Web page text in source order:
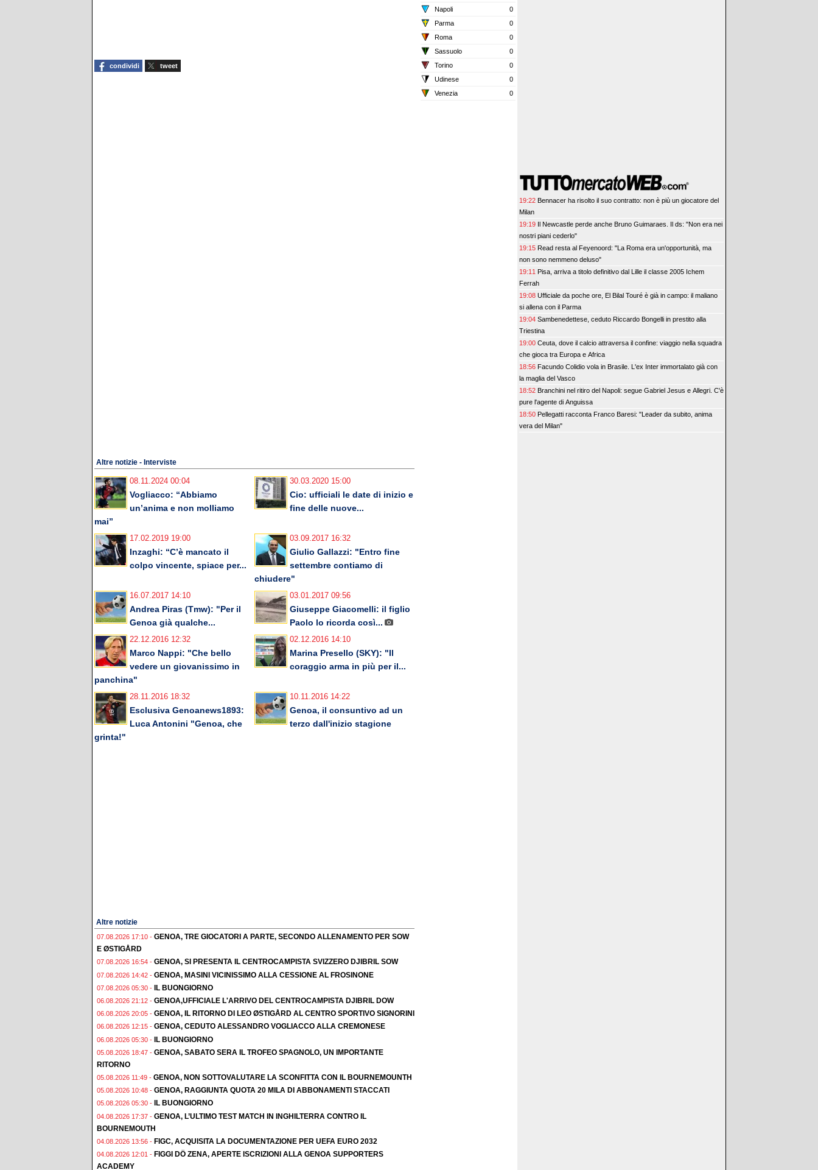
condividi tweet
Altre notizie - Interviste
08.11.2024 00:04
Vogliacco: “Abbiamo
un’anima e non molliamo
mai”
30.03.2020 15:00
Cio: ufficiali le date di inizio e
fine delle nuove...
17.02.2019 19:00
Inzaghi: “C’è mancato il
colpo vincente, spiace per...
03.09.2017 16:32
Giulio Gallazzi: "Entro fine
settembre contiamo di
chiudere"
16.07.2017 14:10
Andrea Piras (Tmw): "Per il
Genoa già qualche...
03.01.2017 09:56
Giuseppe Giacomelli: il figlio
Paolo lo ricorda così...
22.12.2016 12:32
Marco Nappi: "Che bello
vedere un giovanissimo in
panchina"
02.12.2016 14:10
Marina Presello (SKY): "Il
coraggio arma in più per il...
28.11.2016 18:32
Esclusiva Genoanews1893:
Luca Antonini "Genoa, che
grinta!"
10.11.2016 14:22
Genoa, il consuntivo ad un
terzo dall'inizio stagione
Altre notizie
07.08.2026 17:10 - GENOA, TRE GIOCATORI A PARTE, SECONDO ALLENAMENTO PER SOW
E ØSTIGÅRD
07.08.2026 16:54 - GENOA, SI PRESENTA IL CENTROCAMPISTA SVIZZERO DJIBRIL SOW
07.08.2026 14:42 - GENOA, MASINI VICINISSIMO ALLA CESSIONE AL FROSINONE
07.08.2026 05:30 - IL BUONGIORNO
06.08.2026 21:12 - GENOA,UFFICIALE L'ARRIVO DEL CENTROCAMPISTA DJIBRIL DOW
06.08.2026 20:05 - GENOA, IL RITORNO DI LEO ØSTIGÅRD AL CENTRO SPORTIVO SIGNORINI
06.08.2026 12:15 - GENOA, CEDUTO ALESSANDRO VOGLIACCO ALLA CREMONESE
06.08.2026 05:30 - IL BUONGIORNO
05.08.2026 18:47 - GENOA, SABATO SERA IL TROFEO SPAGNOLO, UN IMPORTANTE
RITORNO
05.08.2026 11:49 - GENOA, NON SOTTOVALUTARE LA SCONFITTA CON IL BOURNEMOUNTH
05.08.2026 10:48 - GENOA, RAGGIUNTA QUOTA 20 MILA DI ABBONAMENTI STACCATI
05.08.2026 05:30 - IL BUONGIORNO
04.08.2026 17:37 - GENOA, L’ULTIMO TEST MATCH IN INGHILTERRA CONTRO IL
BOURNEMOUTH
04.08.2026 13:56 - FIGC, ACQUISITA LA DOCUMENTAZIONE PER UEFA EURO 2032
04.08.2026 12:01 - FIGGI DÖ ZENA, APERTE ISCRIZIONI ALLA GENOA SUPPORTERS
ACADEMY
Napoli
0
Parma
0
Roma
0
Sassuolo
0
Torino
0
Udinese
0
Venezia
0
19:22 Bennacer ha risolto il suo contratto: non è più un giocatore del
Milan
19:19 Il Newcastle perde anche Bruno Guimaraes. Il ds: "Non era nei
nostri piani cederlo"
19:15 Read resta al Feyenoord: "La Roma era un'opportunità, ma
non sono nemmeno deluso"
19:11 Pisa, arriva a titolo definitivo dal Lille il classe 2005 Ichem
Ferrah
19:08 Ufficiale da poche ore, El Bilal Touré è già in campo: il maliano
si allena con il Parma
19:04 Sambenedettese, ceduto Riccardo Bongelli in prestito alla
Triestina
19:00 Ceuta, dove il calcio attraversa il confine: viaggio nella squadra
che gioca tra Europa e Africa
18:56 Facundo Colidio vola in Brasile. L'ex Inter immortalato già con
la maglia del Vasco
18:52 Branchini nel ritiro del Napoli: segue Gabriel Jesus e Allegri. C'è
pure l'agente di Anguissa
18:50 Pellegatti racconta Franco Baresi: "Leader da subito, anima
vera del Milan"